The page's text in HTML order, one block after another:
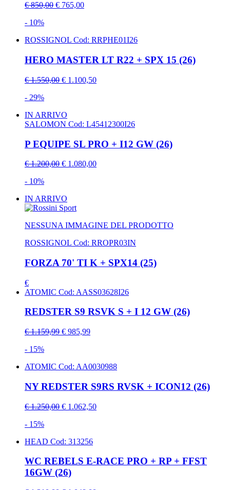
€ 850,00 € 765,00
- 10%
ROSSIGNOL Cod: RRPHE01I26
HERO MASTER LT R22 + SPX 15 (26)
€ 1.550,00 € 1.100,50
- 29%
IN ARRIVO
SALOMON Cod: L45412300I26
P EQUIPE SL PRO + I12 GW (26)
€ 1.200,00 € 1.080,00
- 10%
IN ARRIVO
NESSUNA IMMAGINE DEL PRODOTTO
ROSSIGNOL Cod: RROPR03IN
FORZA 70' TI K + SPX14 (25)
€
ATOMIC Cod: AASS03628I26
REDSTER S9 RSVK S + I 12 GW (26)
€ 1.159,99 € 985,99
- 15%
ATOMIC Cod: AA0030988
NY REDSTER S9RS RVSK + ICON12 (26)
€ 1.250,00 € 1.062,50
- 15%
HEAD Cod: 313256
WC REBELS E-RACE PRO + RP + FFST
16GW (26)